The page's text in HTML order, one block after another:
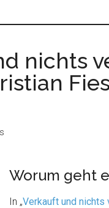
nichts
Worum geht
In „Verkauft und nichts